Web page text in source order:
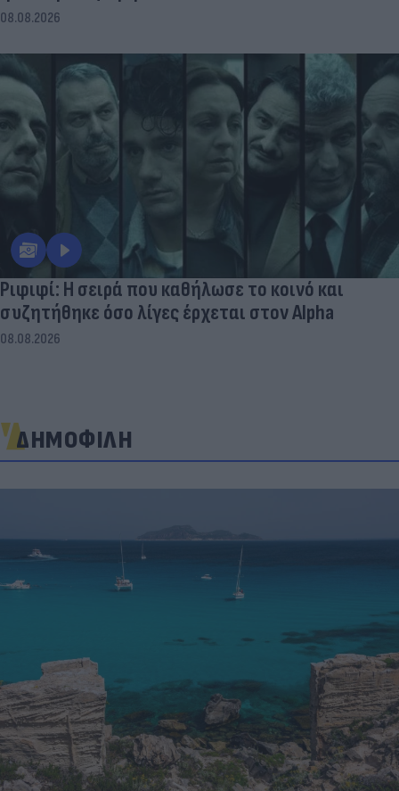
08.08.2026
Ριφιφί: Η σειρά που καθήλωσε το κοινό και
συζητήθηκε όσο λίγες έρχεται στον Alpha
08.08.2026
ΔΗΜΟΦΙΛΗ